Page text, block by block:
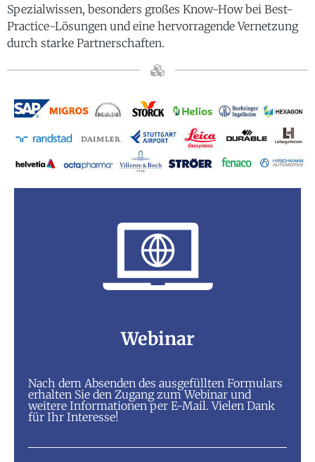
Spezialwissen, besonders großes Know-How bei Best-
Practice-Lösungen und eine hervorragende Vernetzung
durch starke Partnerschaften.
Webinar
Nach dem Absenden des ausgefüllten Formulars
erhalten Sie den Zugang zum Webinar und
weitere Informationen per E-Mail. Vielen Dank
für Ihr Interesse!​